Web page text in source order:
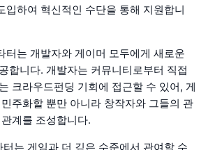
입하여 혁신적인 수단을 통해 지원합니
터는 개발자와 게이머 모두에게 새로운
합니다. 개발자는 커뮤니티로부터 직접
크라우드펀딩 기회에 접근할 수 있어, 게
주화할 뿐만 아니라 창작자와 그들의 관
계를 조성합니다.
는 게임과 더 깊은 수준에서 관여할 수